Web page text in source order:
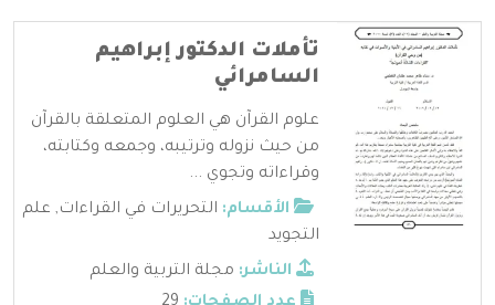
تأملات الدكتور إبراهيم
السامرائي
علوم القرآن هي العلوم المتعلقة بالقرآن
من حيث نزوله وترتيبه، وجمعه وكتابته،
وقراءاته وتجوي ...
الأقسام: التحريرات في القراءات, علم
التجويد
الناشر: مجلة التربية والعلم